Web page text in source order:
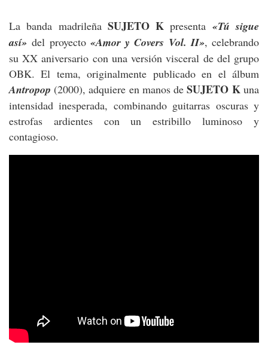
La banda madrileña SUJETO K presenta «Tú sigue
así» del proyecto«Amor y Covers Vol. II», celebrando
su XX aniversario con una versión visceral de del grupo
OBK. El tema, originalmente publicado en el álbum
Antropop (2000), adquiere en manos de SUJETO Kuna
intensidad inesperada, combinando guitarras oscuras y
estrofas ardientes con un estribillo luminoso y
contagioso.